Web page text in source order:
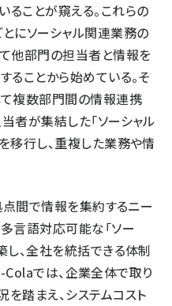
ことが窺える。これらの
にソーシャル関連業務の
他部門の担当者と情報を
ることから始めている。そ
て複数部門間の情報連携
者が集結した「ソーシャル
移行し、重複した業務や情
間で情報を集約するニー
言語対応可能な「ソー
し、全社を統括できる体制
Colaでは、企業全体で取り
踏まえ、システムコスト